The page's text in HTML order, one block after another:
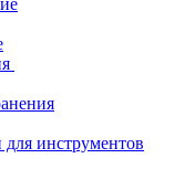
инструментов